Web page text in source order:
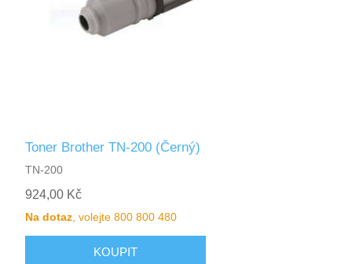
Toner Brother TN-200 (Černý)
TN-200
924,00 Kč
Na dotaz, volejte 800 800 480